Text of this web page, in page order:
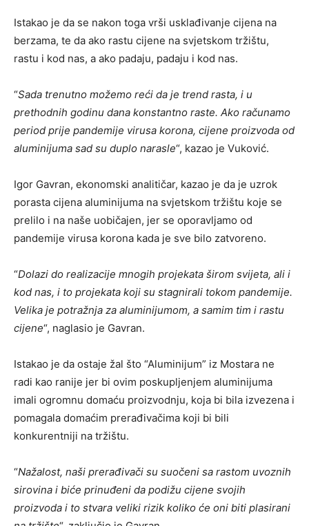
Istakao je da se nakon toga vrši usklađivanje cijena na
berzama, te da ako rastu cijene na svjetskom tržištu,
rastu i kod nas, a ako padaju, padaju i kod nas.
“Sada trenutno možemo reći da je trend rasta, i u
prethodnih godinu dana konstantno raste. Ako računamo
period prije pandemije virusa korona, cijene proizvoda od
aluminijuma sad su duplo narasle“, kazao je Vuković.
Igor Gavran, ekonomski analitičar, kazao je da je uzrok
porasta cijena aluminijuma na svjetskom tržištu koje se
prelilo i na naše uobičajen, jer se oporavljamo od
pandemije virusa korona kada je sve bilo zatvoreno.
“Dolazi do realizacije mnogih projekata širom svijeta, ali i
kod nas, i to projekata koji su stagnirali tokom pandemije.
Velika je potražnja za aluminijumom, a samim tim i rastu
cijene“, naglasio je Gavran.
Istakao je da ostaje žal što “Aluminijum” iz Mostara ne
radi kao ranije jer bi ovim poskupljenjem aluminijuma
imali ogromnu domaću proizvodnju, koja bi bila izvezena i
pomagala domaćim prerađivačima koji bi bili
konkurentniji na tržištu.
“Nažalost, naši prerađivači su suočeni sa rastom uvoznih
sirovina i biće prinuđeni da podižu cijene svojih
proizvoda i to stvara veliki rizik koliko će oni biti plasirani